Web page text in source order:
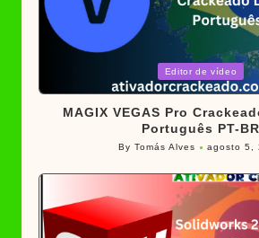
Editor de vídeo
MAGIX VEGAS Pro
Português PT-BR
Posted
ByTomás Alves agosto 5,